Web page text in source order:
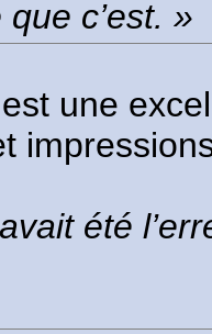
c’est. »
une
été